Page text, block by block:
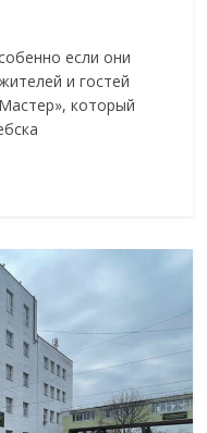
если они
и гостей
который